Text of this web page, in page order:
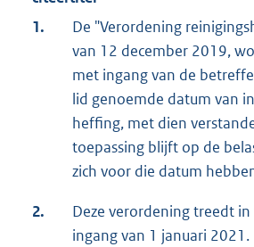
1.
De "Verordening
van 12 december 2019,
met ingang van de
lid genoemde datum van
heffing, met dien
toepassing blijft op de
zich voor die datum
2.
Deze verordening treedt
ingang van 1 januari 2021.